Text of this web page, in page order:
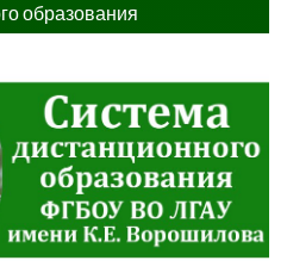
образования